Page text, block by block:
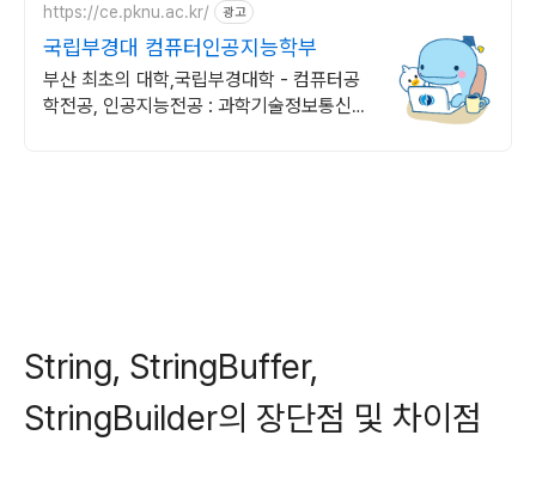
https://ce.pknu.ac.kr/ 광고
국립부경대 컴퓨터인공지능학부
부산 최초의 대학,국립부경대학 - 컴퓨터공
학전공, 인공지능전공 : 과학기술정보통신부
String, StringBuffer,
StringBuilder의 장단점 및 차이점